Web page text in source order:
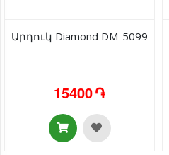
Արդուկ Diamond DM-5099
15400 ֏